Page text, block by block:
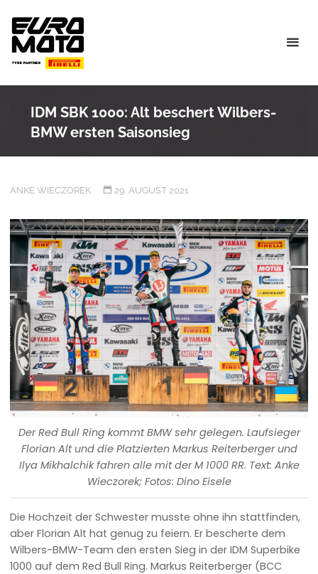
content
IDM SBK 1000: Alt beschert Wilbers-
BMW ersten Saisonsieg
ANKE WIECZOREK 29. AUGUST 2021
Der Red Bull Ring kommt BMW sehr gelegen. Laufsieger
Florian Alt und die Platzierten Markus Reiterberger und
Ilya Mikhalchik fahren alle mit der M 1000 RR. Text: Anke
Wieczorek; Fotos: Dino Eisele
Die Hochzeit der Schwester musste ohne ihn stattfinden,
aber Florian Alt hat genug zu feiern. Er bescherte dem
Wilbers-BMW-Team den ersten Sieg in der IDM Superbike
1000 auf dem Red Bull Ring. Markus Reiterberger (BCC